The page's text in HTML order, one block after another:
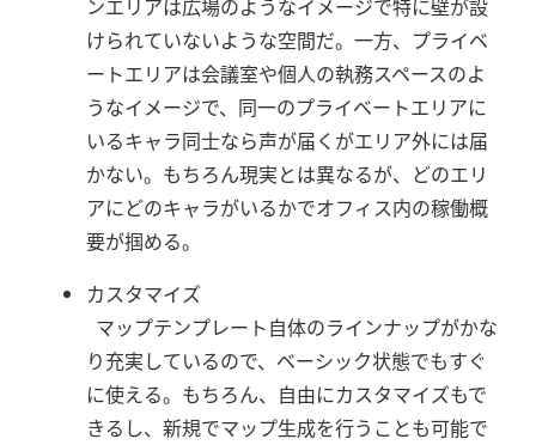
ンエリアは広場のようなイメージで特に壁が設
けられていないような空間だ。一方、プライベ
ートエリアは会議室や個人の執務スペースのよ
うなイメージで、同一のプライベートエリアに
いるキャラ同士なら声が届くがエリア外には届
かない。もちろん現実とは異なるが、どのエリ
アにどのキャラがいるかでオフィス内の稼働概
要が掴める。
カスタマイズ
マップテンプレート自体のラインナップがかな
り充実しているので、ベーシック状態でもすぐ
に使える。もちろん、自由にカスタマイズもで
きるし、新規でマップ生成を行うことも可能で